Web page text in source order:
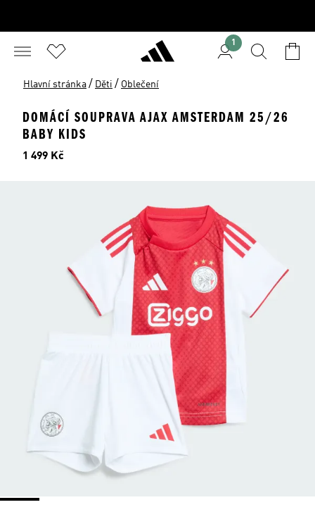
1
Hlavní stránka / Děti / Oblečení
DOMÁCÍ SOUPRAVA AJAX AMSTERDAM 25/26
BABY KIDS
Cena
1 499 Kč